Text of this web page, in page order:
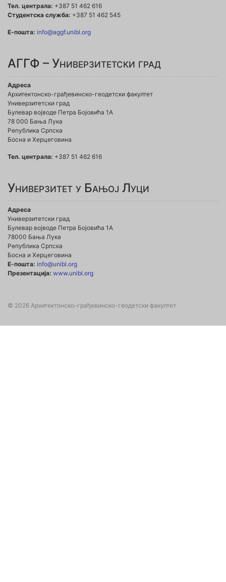
Тел. централа: +387 51 462 616
Студентска служба: +387 51 462 545
Е-пошта: info@aggf.unibl.org
АГГФ – Универзитетски град
Адреса
Архитектонско-грађевинско-геодетски факултет
Универзитетски град
Булевар војводе Петра Бојовића 1A
78 000 Бања Лука
Република Српска
Босна и Херцеговина
Тел. централа: +387 51 462 616
Универзитет у Бањој Луци
Адреса
Универзитетски град
Булевар војводе Петра Бојовића 1А
78000 Бања Лука
Република Српска
Босна и Херцеговина
Е-пошта: info@unibl.org
Презентација: www.unibl.org
© 2026 Архитектонско-грађевинско-геодетски факултет